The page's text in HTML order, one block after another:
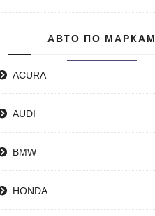
АВТО ПО МАРКАМ
ACURA
AUDI
BMW
HONDA